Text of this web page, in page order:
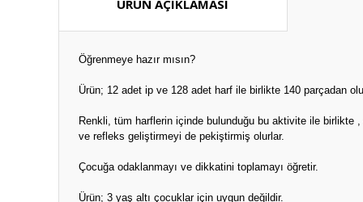
ÜRÜN AÇIKLAMASI
Öğrenmeye hazır mısın?
Ürün; 12 adet ip ve 128 adet harf ile birlikte 140 parçadan
Renkli, tüm harflerin içinde bulunduğu bu aktivite ile birlikte
ve refleks geliştirmeyi de pekiştirmiş olurlar.
Çocuğa odaklanmayı ve dikkatini toplamayı öğretir.
Ürün; 3 yaş altı çocuklar için uygun değildir.